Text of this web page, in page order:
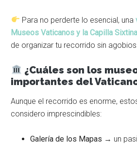
Para no perderte lo esencial, una
Museos Vaticanos y la Capilla Sixtina
de organizar tu recorrido sin agobios.
¿Cuáles son los
importantes del
Aunque el recorrido es enorme,
considero imprescindibles:
Galería de los Mapas → un